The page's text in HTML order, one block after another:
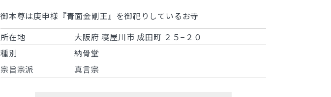
御本尊は庚申様『青面金剛王』を御祀りしているお寺
所在地
大阪府 寝屋川市 成田町 ２５−２０
種別
納骨堂
宗旨宗派
真言宗